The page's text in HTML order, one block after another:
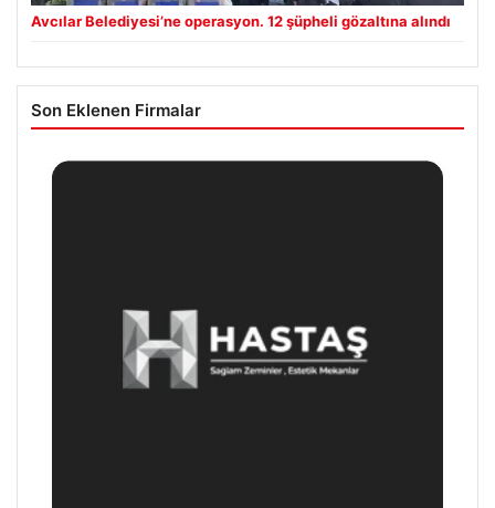
Avcılar Belediyesi’ne operasyon. 12 şüpheli gözaltına alındı
Son Eklenen Firmalar